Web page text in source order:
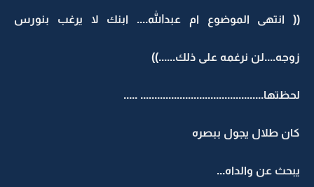
(( انتهى الموضوع ام عبدالله.... ابنك لا يرغب بنورس
زوجه....لن نرغمه على ذلك......))
لحظتها............................................ .....
كان طلال يجول ببصره
يبحث عن والداه...